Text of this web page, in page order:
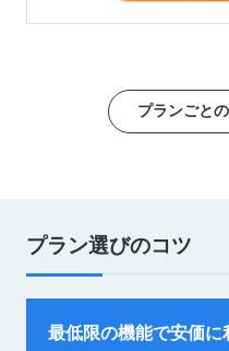
プランごと
プラン選びのコツ
最低限の機能で安価に